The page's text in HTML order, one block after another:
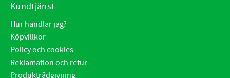
Kundtjänst
Hur handlar jag?
Köpvillkor
Policy och cookies
Reklamation och retur
Produktrådgivning